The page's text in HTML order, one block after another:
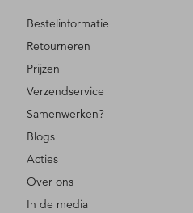
Bestelinformatie
Retourneren
Prijzen
Verzendservice
Samenwerken?
Blogs
Acties
Over ons
In de media